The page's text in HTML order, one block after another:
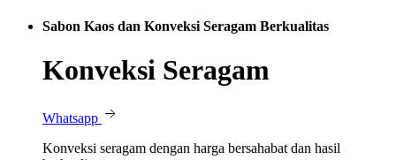
Sabon Kaos dan Konveksi Seragam Berkualitas
Konveksi Seragam
Whatsapp
Konveksi seragam dengan harga bersahabat dan hasil